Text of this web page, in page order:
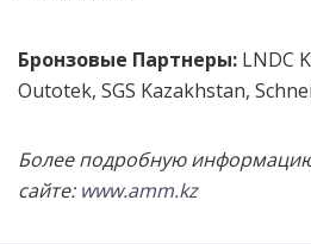
Бронзовые Партнеры: LNDC
Outotek, SGS Kazakhstan,
Более подробную
сайте: www.amm.kz